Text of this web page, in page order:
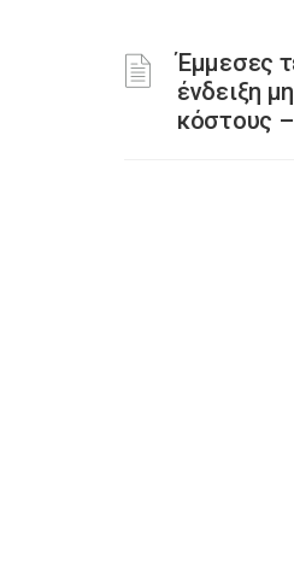
Έμμεσες
ένδειξη
κόστους